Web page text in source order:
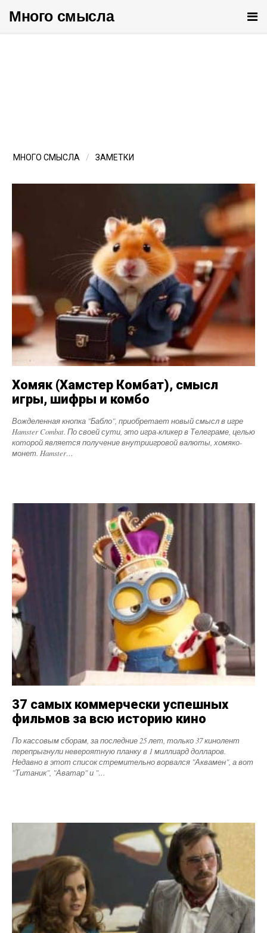
Много cмысла
МНОГО СМЫСЛА ЗАМЕТКИ
Хомяк (Хамстер Комбат), смысл
игры, шифры и комбо
Вожделенная кнопка "Бабло", приобретает новый смысл в игре
Hamster Combat. По своей сути, это игра-кликер в Телеграме, целью
которой является получение внутриигровой валюты, хомяко-
монет. Hamster…
37 самых коммерчески успешных
фильмов за всю историю кино
По кассовым сборам, за последние 25 лет, только 37 кинолент
перепрыгнули невероятную планку в 1 миллиард долларов.
Недавно в этот список стремительно ворвался "Аквамен", а вот
"Титаник", "Аватар" и "…